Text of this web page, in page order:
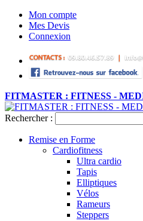
Mon compte
Mes Devis
Connexion
FITMASTER : FITNESS -
Rechercher :
Remise en Forme
Cardiofitness
Ultra cardio
Tapis
Elliptiques
Vélos
Rameurs
Steppers